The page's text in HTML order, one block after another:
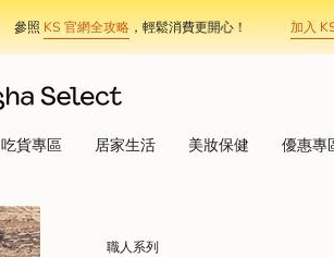
KS 官網全攻略，輕鬆消費更開心！ 加入 KS 會員
吃貨專區 居家生活 美妝保健 優惠專
職人系列